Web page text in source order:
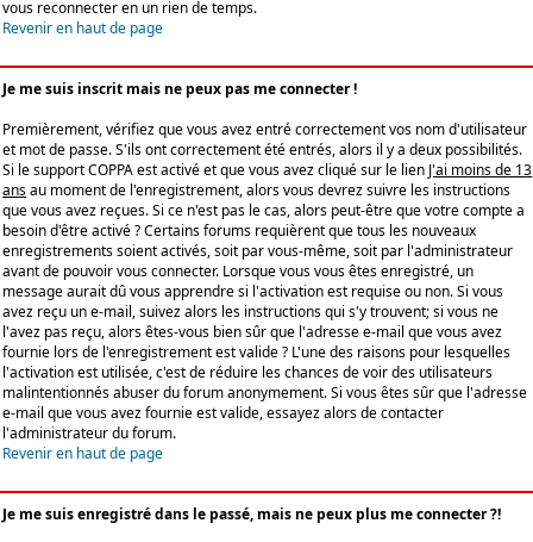
vous reconnecter en un rien de temps.
Revenir en haut de page
Je me suis inscrit mais ne peux pas me connecter !
Premièrement, vérifiez que vous avez entré correctement vos nom d'utilisateur
et mot de passe. S'ils ont correctement été entrés, alors il y a deux possibilités.
Si le support COPPA est activé et que vous avez cliqué sur le lien J'ai moins de 13
ansau moment de l'enregistrement, alors vous devrez suivre les instructions
que vous avez reçues. Si ce n'est pas le cas, alors peut-être que votre compte a
besoin d'être activé ? Certains forums requièrent que tous les nouveaux
enregistrements soient activés, soit par vous-même, soit par l'administrateur
avant de pouvoir vous connecter. Lorsque vous vous êtes enregistré, un
message aurait dû vous apprendre si l'activation est requise ou non. Si vous
avez reçu un e-mail, suivez alors les instructions qui s'y trouvent; si vous ne
l'avez pas reçu, alors êtes-vous bien sûr que l'adresse e-mail que vous avez
fournie lors de l'enregistrement est valide ? L'une des raisons pour lesquelles
l'activation est utilisée, c'est de réduire les chances de voir des utilisateurs
malintentionnés abuser du forum anonymement. Si vous êtes sûr que l'adresse
e-mail que vous avez fournie est valide, essayez alors de contacter
l'administrateur du forum.
Revenir en haut de page
Je me suis enregistré dans le passé, mais ne peux plus me connecter ?!